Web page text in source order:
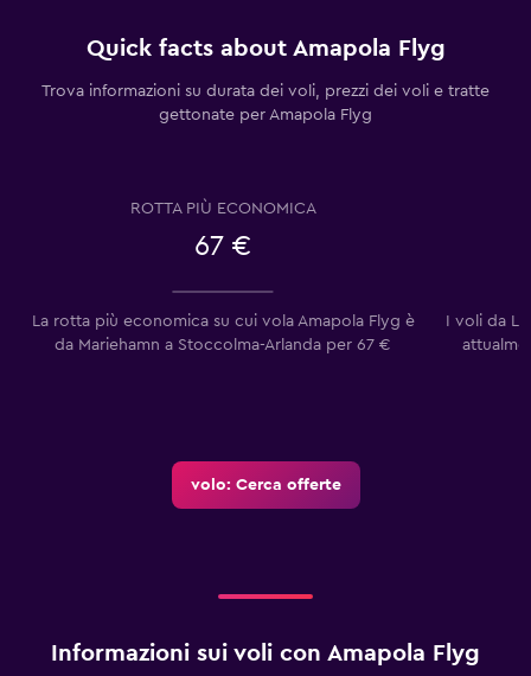
Quick facts about Amapola Flyg
Trova informazioni su durata dei voli, prezzi dei voli e tratte
gettonate per Amapola Flyg
ROTTA PIÙ ECONOMICA
67 €
La rotta più economica su cui vola Amapola Flyg è
da Mariehamn a Stoccolma-Arlanda per 67 €
I voli da
volo: Cerca offerte
Informazioni sui voli con Amapola Flyg